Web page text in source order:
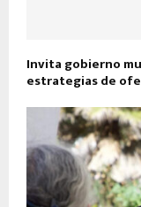
Invita gobierno
estrategias de